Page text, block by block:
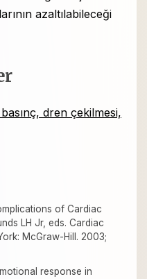
azaltılabileceği
dren çekilmesi,
of Cardiac
LH Jr, eds. Cardiac
McGraw-Hill. 2003;
response in